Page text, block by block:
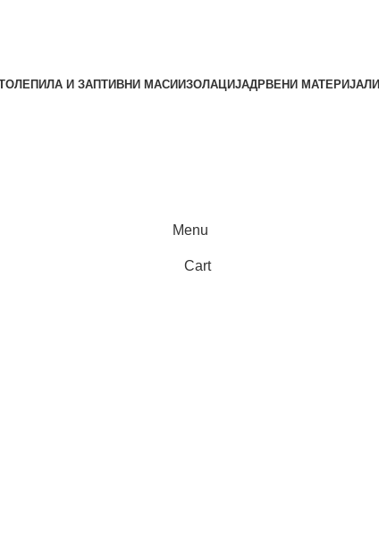
ЛЕПИЛА И ЗАПТИВНИ МАСИ ИЗОЛАЦИЈАДРВЕНИ МАТЕРИЈАЛИ
Menu
Cart